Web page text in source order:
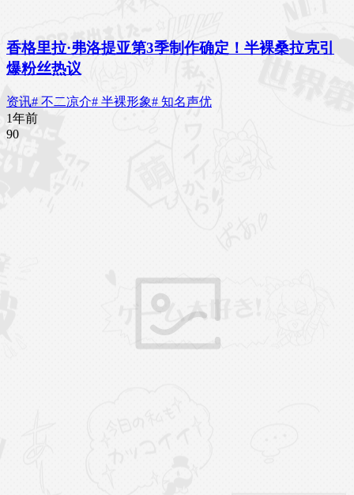
香格里拉·弗洛提亚第3季制作确定！半裸桑拉克引
爆粉丝热议
资讯# 不二凉介# 半裸形象# 知名声优
1年前
90